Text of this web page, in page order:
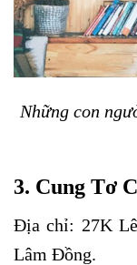
Những con
3. Cung Tơ
Địa chỉ: 27K
Lâm Đồng.